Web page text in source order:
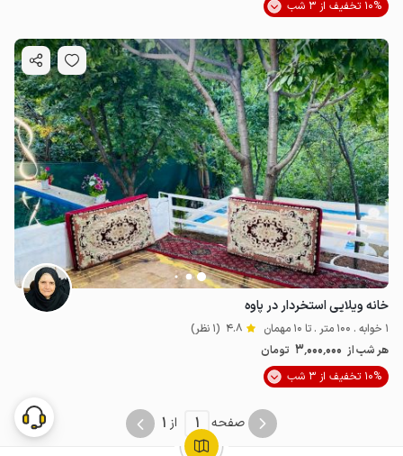
10% تخفیف از 3 شب
خانه ویلایی استخردار در پاوه
1 خوابه . 100 متر . تا 10 مهمان 4.8 (1 نظر)
هر شب از 3٬000٬000 تومان
10% تخفیف از 3 شب
صفحه 1 از 1